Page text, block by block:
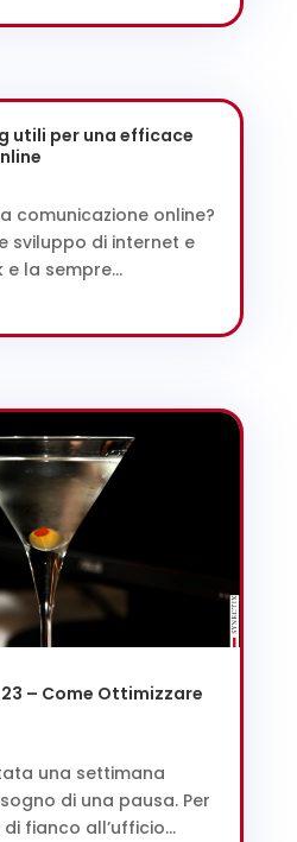
utili per una efficace
comunicazione online?
sviluppo di internet e
la sempre...
– Come Ottimizzare
una settimana
di una pausa. Per
fianco all’ufficio...